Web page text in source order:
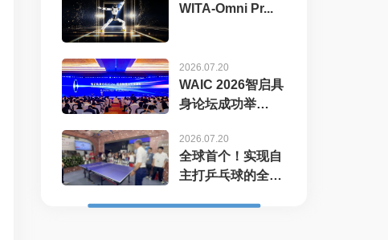
WITA-Omni Pr...
2026.07.20
WAIC 2026智启具
身论坛成功举
2026.07.20
全球首个！实现自
主打乒乓球的全尺